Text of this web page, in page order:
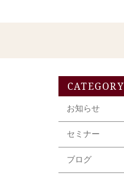
CATEGORY
お知らせ
セミナー
ブログ